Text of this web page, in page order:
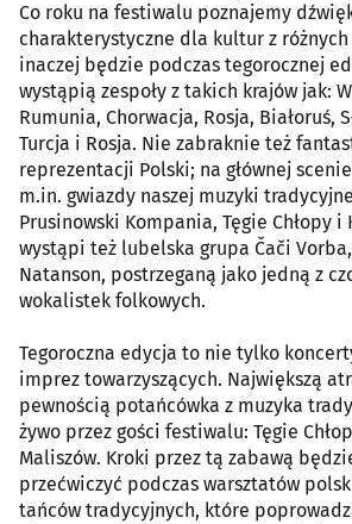
Co roku na festiwalu poznajemy
charakterystyczne dla kultur z
inaczej będzie podczas tegorocznej
wystąpią zespoły z takich krajów jak:
Rumunia, Chorwacja, Rosja, Białoruś,
Turcja i Rosja. Nie zabraknie też
reprezentacji Polski; na głównej
m.in. gwiazdy naszej muzyki
Prusinowski Kompania, Tęgie Chłopy i
wystąpi też lubelska grupa Čači
Natanson, postrzeganą jako jedną z
wokalistek folkowych.
Tegoroczna edycja to nie tylko
imprez towarzyszących. Największą
pewnością potańcówka z muzyka
żywo przez gości festiwalu: Tęgie
Maliszów. Kroki przez tą zabawą
przećwiczyć podczas warsztatów
tańców tradycyjnych, które